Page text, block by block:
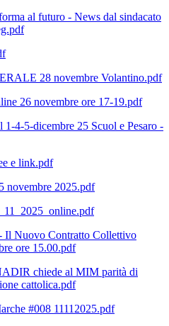
al futuro - News dal sindacato
28 novembre Volantino.pdf
26 novembre ore 17-19.pdf
4-5-dicembre 25 Scuol e Pesaro -
e link.pdf
novembre 2025.pdf
Il Nuovo Contratto Collettivo
ore 15.00.pdf
chiede al MIM parità di
cattolica.pdf
#008 11112025.pdf